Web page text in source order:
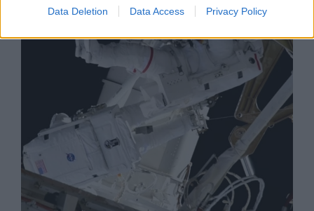
Data Deletion Data Access Privacy Policy